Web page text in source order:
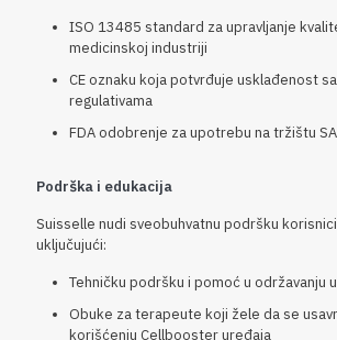
ISO 13485 standard za upravljanje
medicinskoj industriji
CE oznaku koja potvrđuje usklađenost
regulativama
FDA odobrenje za upotrebu na tržištu
Podrška i edukacija
Suisselle nudi sveobuhvatnu podršku
uključujući:
Tehničku podršku i pomoć u održavanju
Obuke za terapeute koji žele da se
korišćenju Cellbooster uređaja